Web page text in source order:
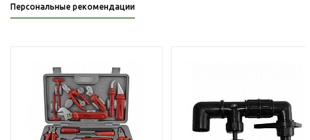
Персональные рекомендации